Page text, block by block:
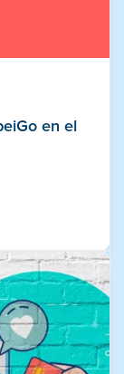
en el